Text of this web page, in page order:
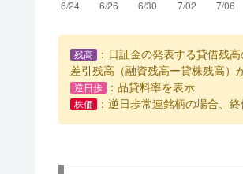
残高
：日証金の発表する貸借残
差引残高（融資残高ー貸株残高）
逆日歩 ：品貸料率を表示
株価 ：逆日歩常連銘柄の場合、